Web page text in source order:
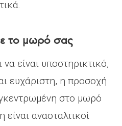
το μωρό σας
είναι υποστηρικτικό,
ευχάριστη, η προσοχή
στο μωρό
ανασταλτικοί